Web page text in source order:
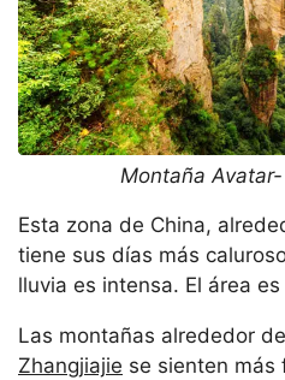
Montaña
Esta zona de China,
tiene sus días más
lluvia es intensa. El área
Las montañas alrededor de
Zhangjiajie se sienten más